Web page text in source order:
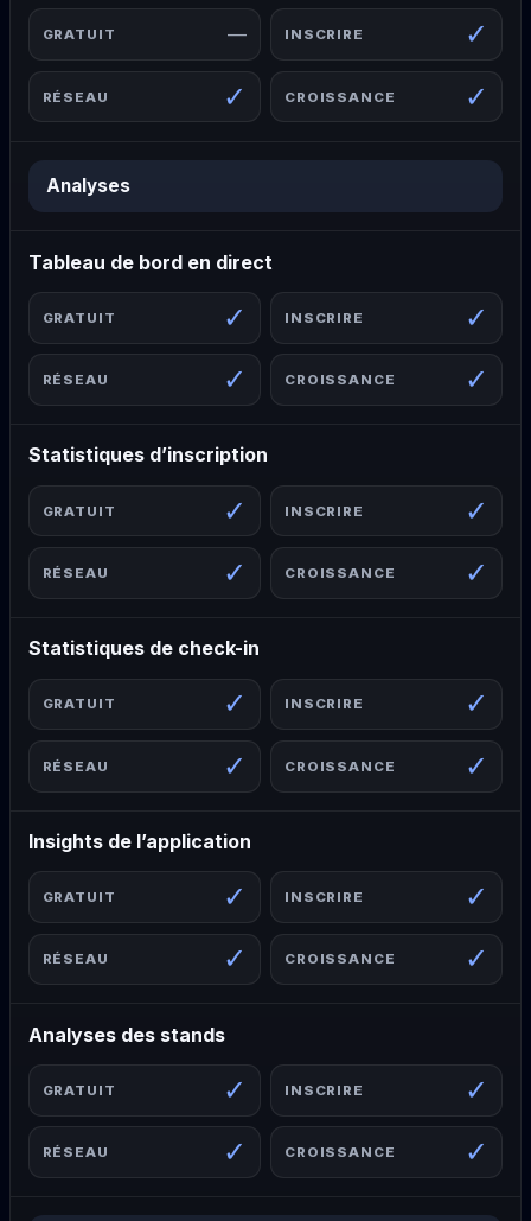
—
✓
✓
✓
Analyses
Tableau de bord en direct
✓
✓
✓
✓
Statistiques d’inscription
✓
✓
✓
✓
Statistiques de check-in
✓
✓
✓
✓
Insights de l’application
✓
✓
✓
✓
Analyses des stands
✓
✓
✓
✓